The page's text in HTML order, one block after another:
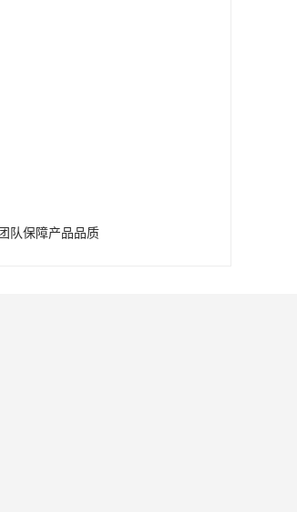
队保障产品品质